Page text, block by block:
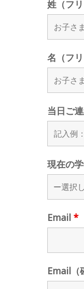
姓（フリ
名（フリ
当日ご
現在の
Email *
Email（